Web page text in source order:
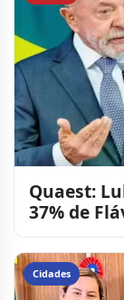
Quaest:
37% de
Cidades